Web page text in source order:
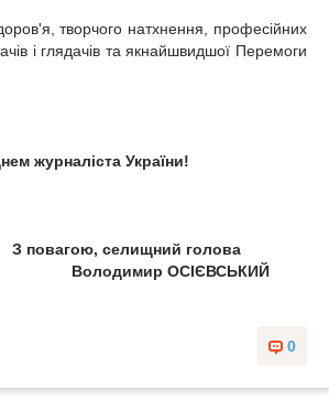
творчого натхнення, професійних
і глядачів та якнайшвидшої Перемоги
журналіста України!
селищний голова
ОСІЄВСЬКИЙ
0